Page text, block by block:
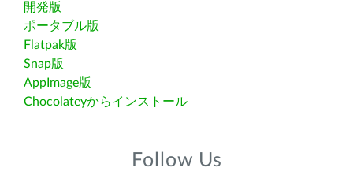
開発版
ポータブル版
Flatpak版
Snap版
AppImage版
Chocolateyからインストール
Follow Us